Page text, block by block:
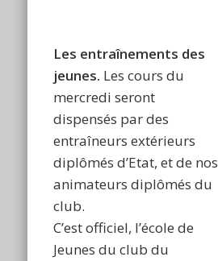
Les entraînements des
jeunes. Les cours du
mercredi seront
dispensés par des
entraîneurs extérieurs
diplômés d’Etat, et de nos
animateurs diplômés du
club.
C’est officiel, l’école de
Jeunes du club du